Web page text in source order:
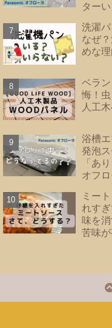
ター
洗濯
なぜ
めな
ベラ
悔！
人工
浴槽
発泡
「あ
オフ
ミー
れす
味を
苦味が